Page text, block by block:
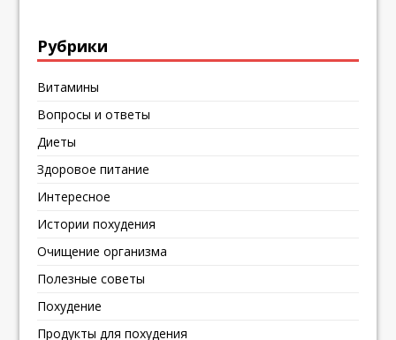
Рубрики
Витамины
Вопросы и ответы
Диеты
Здоровое питание
Интересное
Истории похудения
Очищение организма
Полезные советы
Похудение
Продукты для похудения